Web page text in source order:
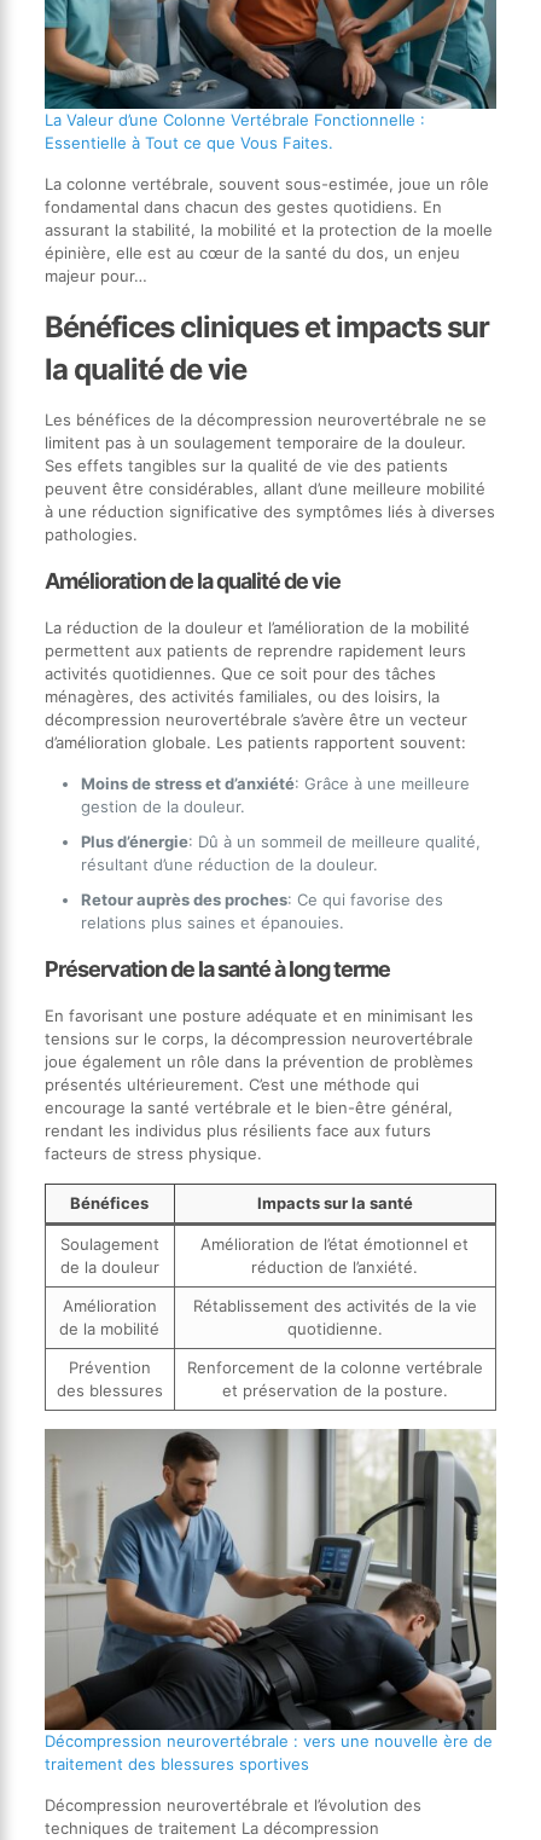
La Valeur d’une Colonne Vertébrale Fonctionnelle :
Essentielle à Tout ce que Vous Faites.
La colonne vertébrale, souvent sous-estimée, joue un rôle
fondamental dans chacun des gestes quotidiens. En
assurant la stabilité, la mobilité et la protection de la moelle
épinière, elle est au cœur de la santé du dos, un enjeu
majeur pour…
Bénéfices cliniques et impacts sur
la qualité de vie
Les bénéfices de la décompression neurovertébrale ne se
limitent pas à un soulagement temporaire de la douleur.
Ses effets tangibles sur la qualité de vie des patients
peuvent être considérables, allant d’une meilleure mobilité
à une réduction significative des symptômes liés à diverses
pathologies.
Amélioration de la qualité de vie
La réduction de la douleur et l’amélioration de la mobilité
permettent aux patients de reprendre rapidement leurs
activités quotidiennes. Que ce soit pour des tâches
ménagères, des activités familiales, ou des loisirs, la
décompression neurovertébrale s’avère être un vecteur
d’amélioration globale. Les patients rapportent souvent:
Moins de stress et d’anxiété: Grâce à une meilleure
gestion de la douleur.
Plus d’énergie: Dû à un sommeil de meilleure qualité,
résultant d’une réduction de la douleur.
Retour auprès des proches: Ce qui favorise des
relations plus saines et épanouies.
Préservation de la santé à long terme
En favorisant une posture adéquate et en minimisant les
tensions sur le corps, la décompression neurovertébrale
joue également un rôle dans la prévention de problèmes
présentés ultérieurement. C’est une méthode qui
encourage la santé vertébrale et le bien-être général,
rendant les individus plus résilients face aux futurs
facteurs de stress physique.
Bénéfices Impacts sur la santé
Soulagement
de la douleur
Amélioration de l’état émotionnel et
réduction de l’anxiété.
Amélioration
de la mobilité
Rétablissement des activités de la vie
quotidienne.
Prévention
des blessures
Renforcement de la colonne vertébrale
et préservation de la posture.
Décompression neurovertébrale : vers une nouvelle ère de
traitement des blessures sportives
Décompression neurovertébrale et l’évolution des
techniques de traitement La décompression